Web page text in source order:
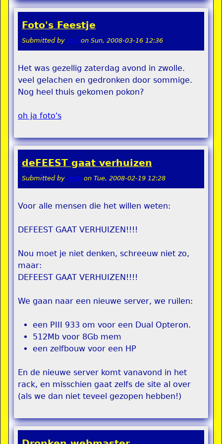
Foto's Feestje
Submitted by stel on Sun, 2008-03-16 12:36
Het was gezellig zaterdag avond in zwolle.
veel gelachen en gedronken door sommige.
Nog heel thuis gekomen pokon?
oh ja foto's
deFEEST gaat verhuizen
Submitted by remi on Tue, 2008-02-19 12:28
Voor alle mensen die het willen weten:
DEFEEST GAAT VERHUIZEN!!!!
Nou moet je niet denken, schreeuw niet zo,
maar:
DEFEEST GAAT VERHUIZEN!!!!
We gaan naar een nieuwe server, we ruilen:
een PIII 933 om voor een Dual Opteron.
512Mb voor 8Gb mem
een zelfbouw voor een HP
En de nieuwe server komt vanavond in het
rack, en misschien gaat zelfs de site al over
(als we dan niet teveel gezopen hebben!)